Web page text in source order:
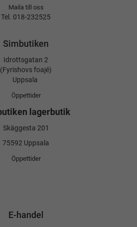
Maila till oss
Tel. 018-232525
Simbutiken
Idrottsgatan 2
(Fyrishovs foajé)
Uppsala
Öppettider
lagerbutik
Skäggesta 201
75592 Uppsala
Öppettider
E-handel